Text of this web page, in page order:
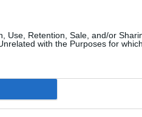
Use, Retention, Sale, and/or
with the Purposes for